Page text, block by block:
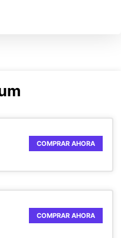
COMPRAR AHORA
COMPRAR AHORA